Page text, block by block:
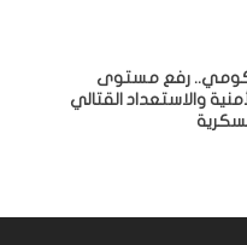
رفع مستوى
والاستعداد القتالي